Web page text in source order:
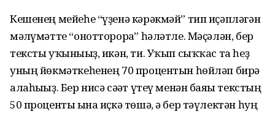
Кешенең мейеһе “үҙенә кәрәкмәй” тип иҫәпләгән
мәғлүмәтте “онотторорға” һәләтле. Мәҫәлән, бер
тексты уҡынығыҙ, икән, ти. Уҡып сыҡҡас та һеҙ
уның йөкмәткеһенең 70 процентын һөйләп бирә
алаһығыҙ. Бер нисә сәғәт үтеү менән баяғы текстың
50 проценты ғына иҫкә төшә, ә бер тәүлектән һуң